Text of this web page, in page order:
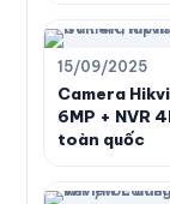
15/09/2025
Camera
6MP + NVR
toàn quốc